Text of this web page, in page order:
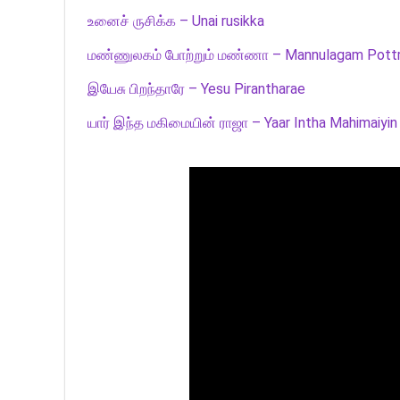
உனைச் ருசிக்க – Unai rusikka
மண்ணுலகம் போற்றும் மண்ணா – Mannulagam
இயேசு பிறந்தாரே – Yesu Pirantharae
யார் இந்த மகிமையின் ராஜா – Yaar Intha Mahimaiyin